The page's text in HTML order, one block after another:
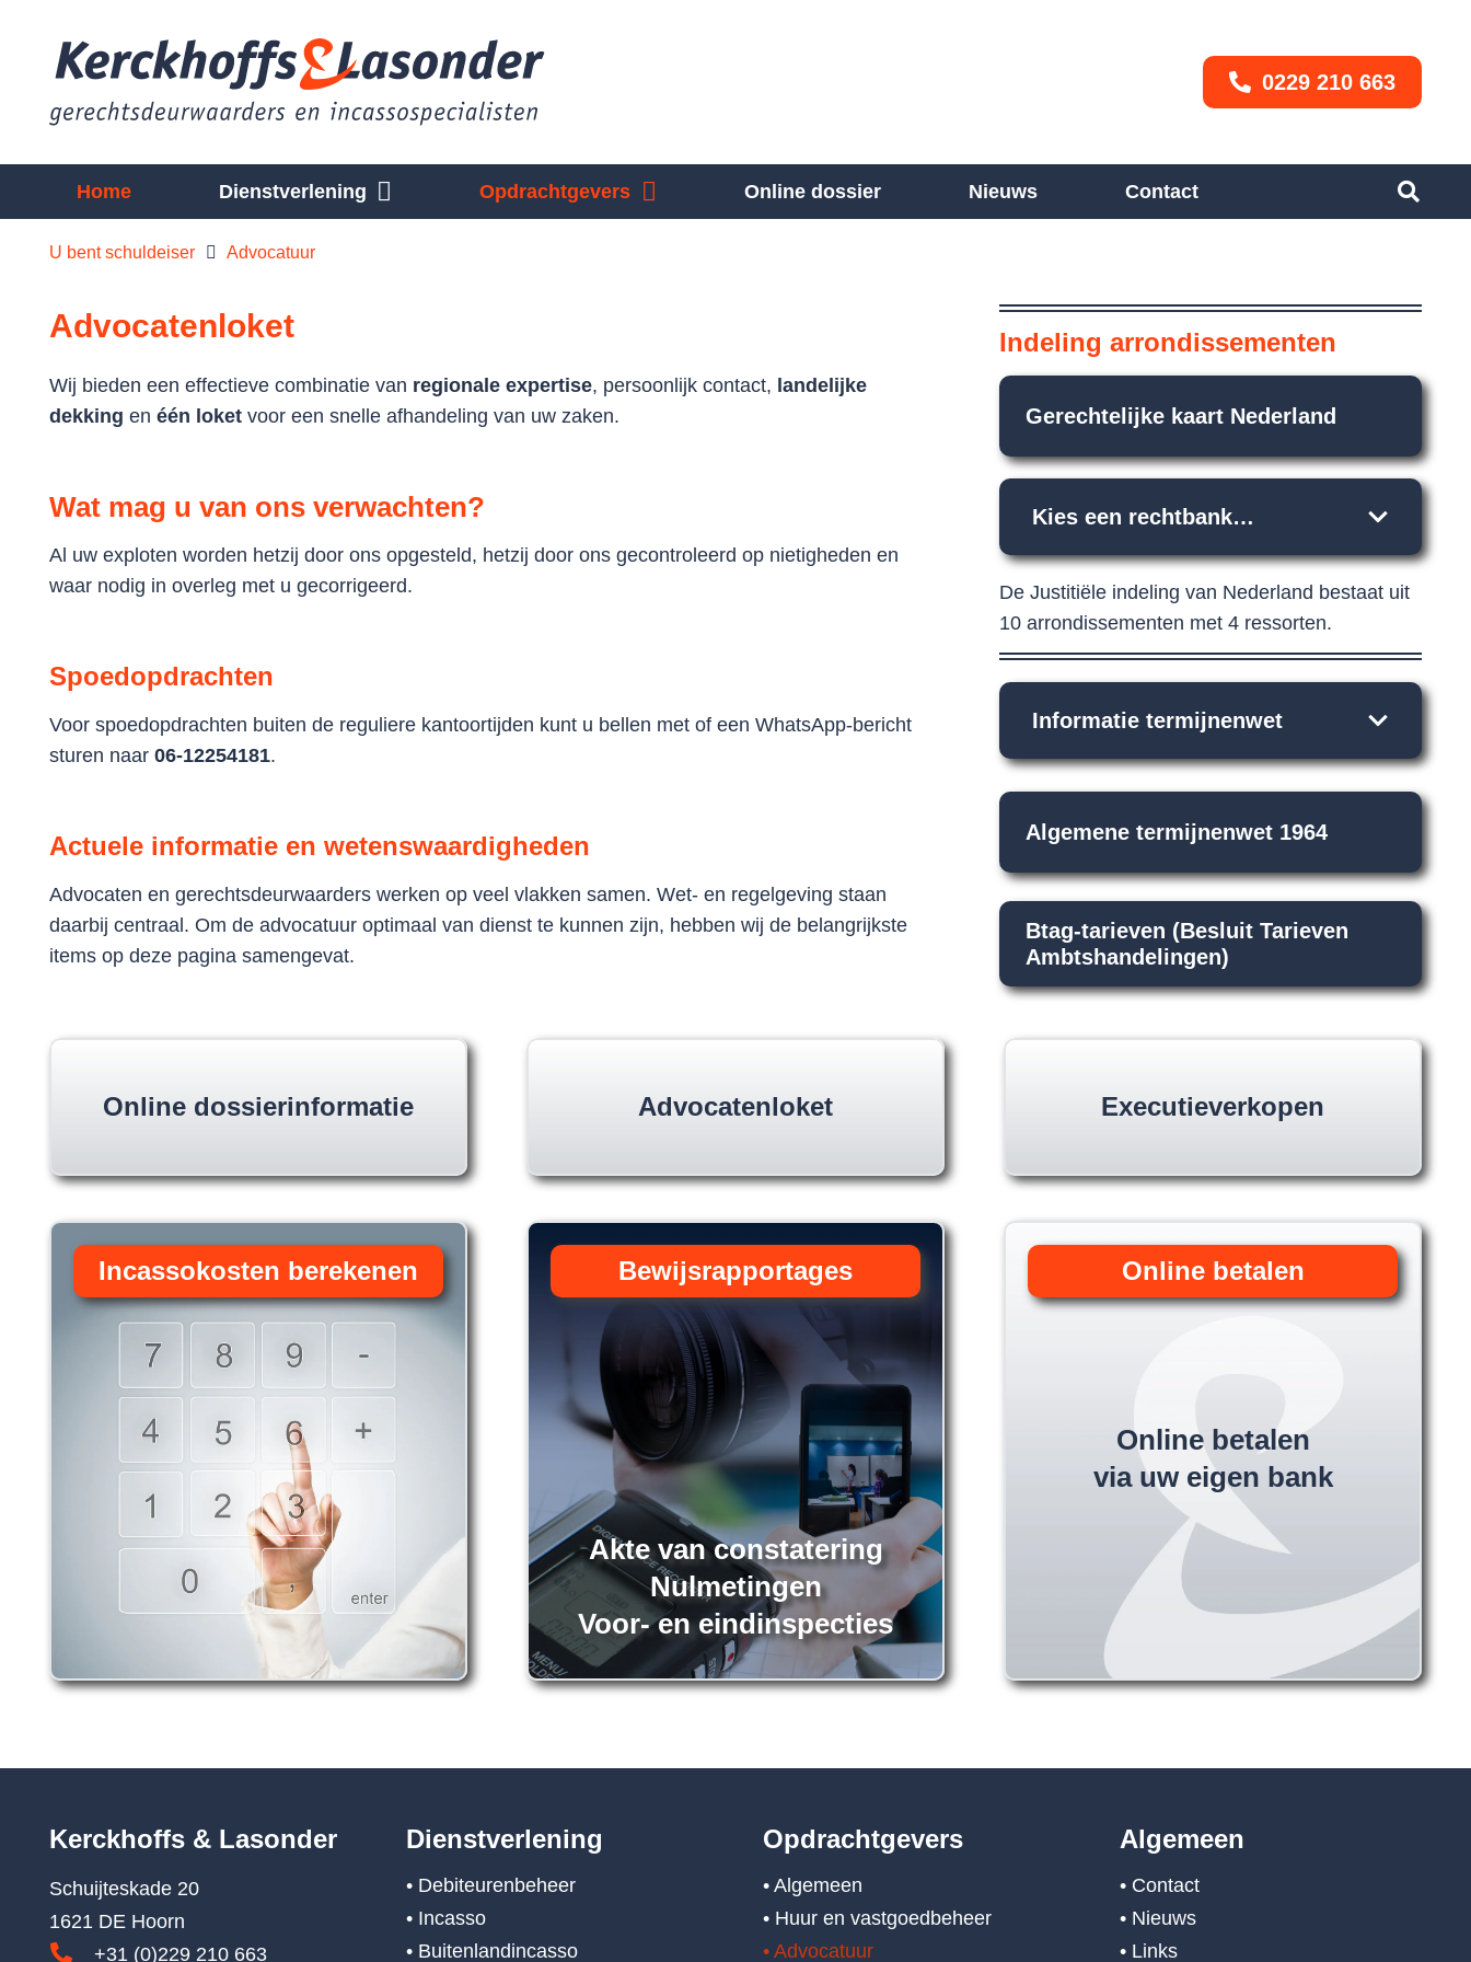
0229 210 663
Home Dienstverlening Opdrachtgevers Online dossier Nieuws Contact
U bent schuldeiser Advocatuur
Advocatenloket
Wij bieden een effectieve combinatie van regionale expertise, persoonlijk contact, landelijke
dekking en één loket voor een snelle afhandeling van uw zaken.
Wat mag u van ons verwachten?
Al uw exploten worden hetzij door ons opgesteld, hetzij door ons gecontroleerd op nietigheden en
waar nodig in overleg met u gecorrigeerd.
Spoedopdrachten
Voor spoedopdrachten buiten de reguliere kantoortijden kunt u bellen met of een WhatsApp-bericht
sturen naar 06-12254181.
Actuele informatie en wetenswaardigheden
Advocaten en gerechtsdeurwaarders werken op veel vlakken samen. Wet- en regelgeving staan
daarbij centraal. Om de advocatuur optimaal van dienst te kunnen zijn, hebben wij de belangrijkste
items op deze pagina samengevat.
Indeling arrondissementen
Gerechtelijke kaart Nederland
Kies een rechtbank…
De Justitiële indeling van Nederland bestaat uit
10 arrondissementen met 4 ressorten.
Informatie termijnenwet
Algemene termijnenwet 1964
Btag-tarieven (Besluit Tarieven
Ambtshandelingen)
Online dossierinformatie Advocatenloket Executieverkopen
Incassokosten berekenen Bewijsrapportages
Akte van constatering
Nulmetingen
Voor- en eindinspecties
Online betalen
Online betalen
via uw eigen bank
Kerckhoffs & Lasonder
Schuijteskade 20
1621 DE Hoorn
+31 (0)229 210 663
Dienstverlening
• Debiteurenbeheer
• Incasso
• Buitenlandincasso
Opdrachtgevers
• Algemeen
• Huur en vastgoedbeheer
• Advocatuur
Algemeen
• Contact
• Nieuws
• Links